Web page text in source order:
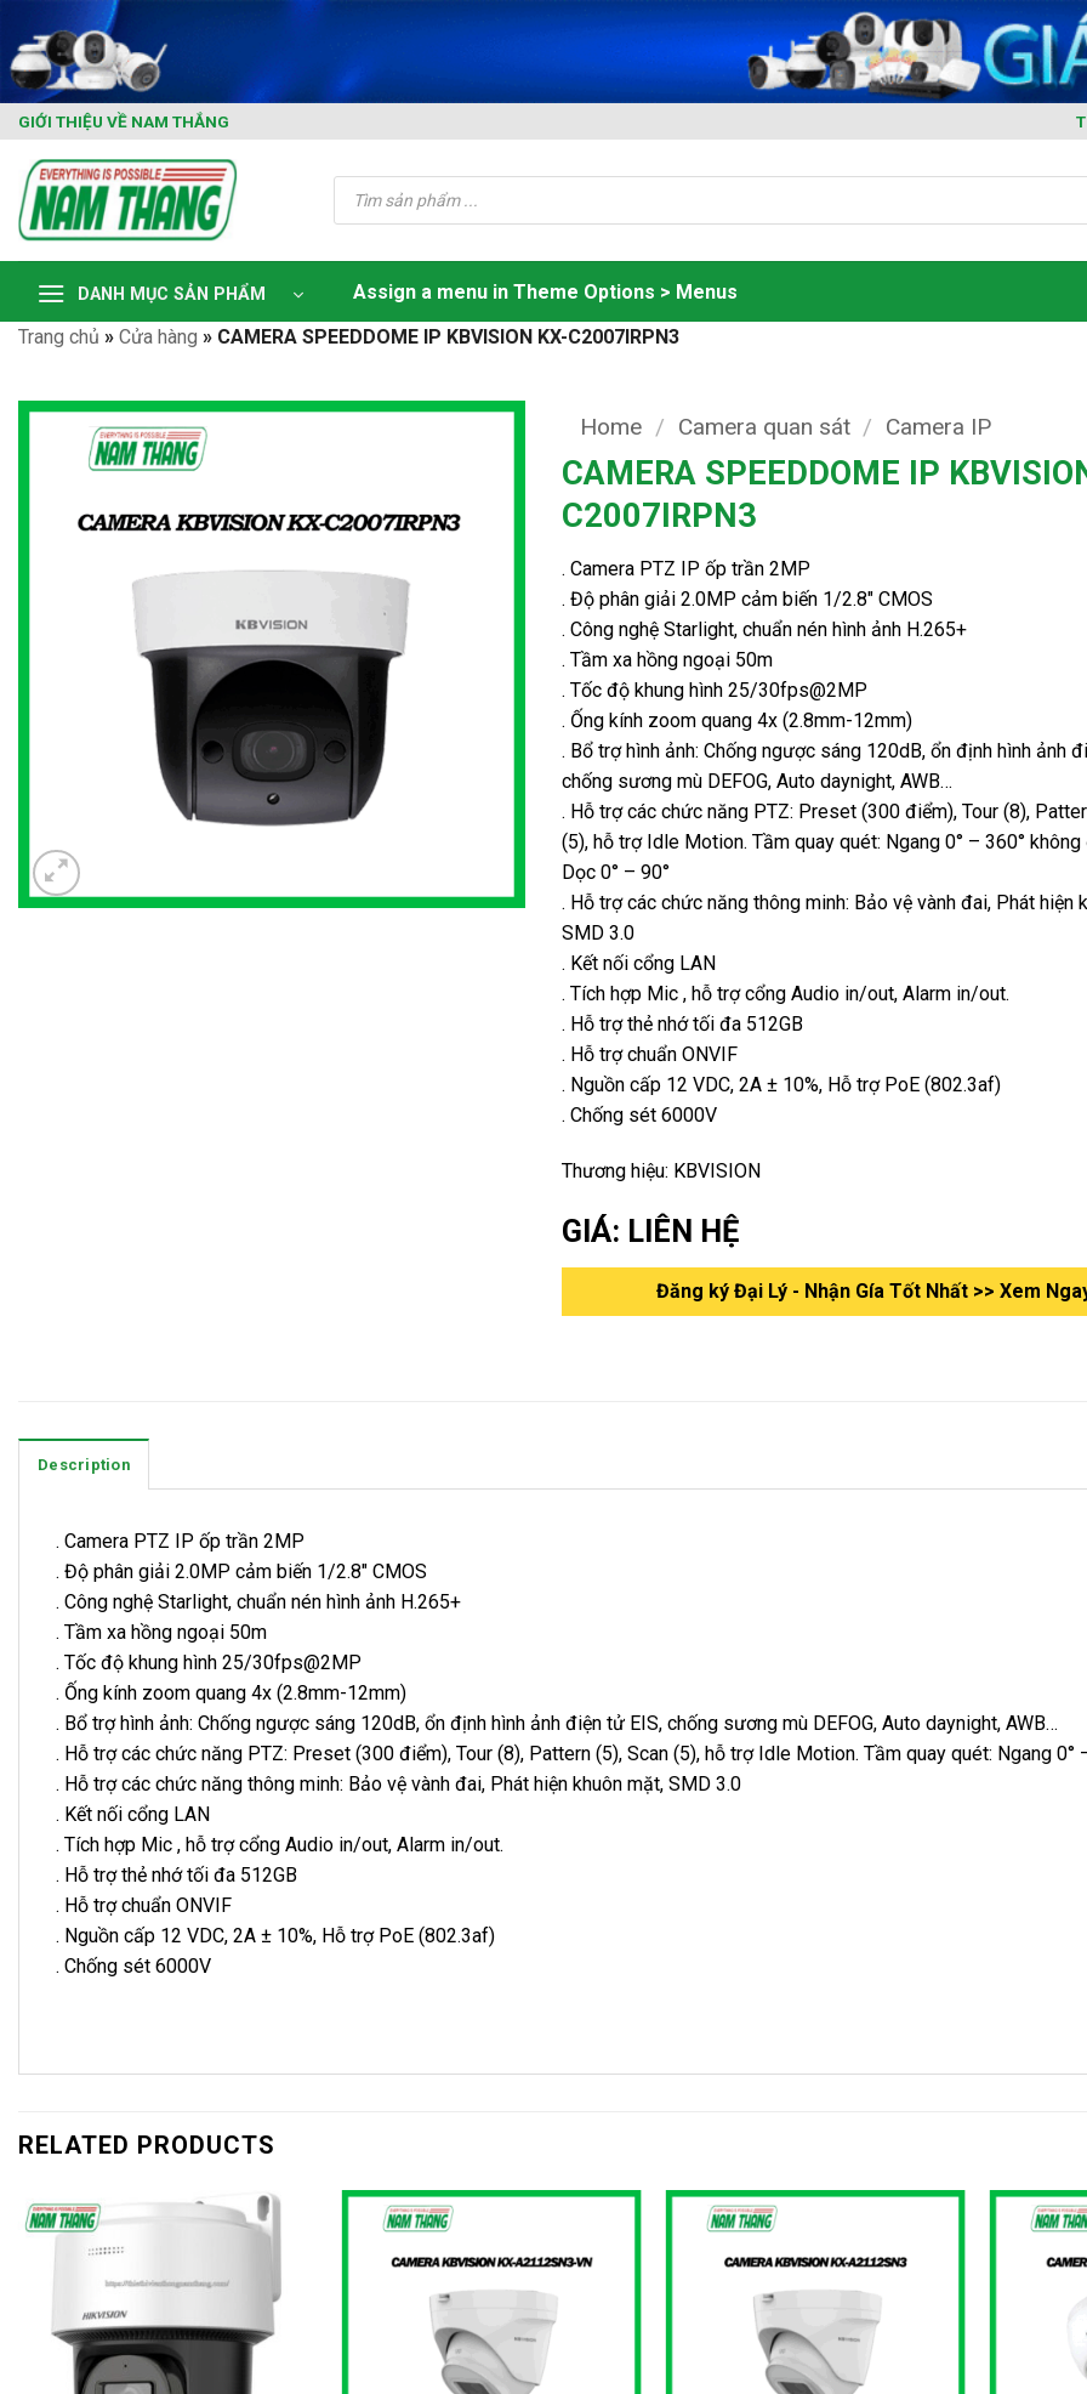
content
GIỚI THIỆU VỀ NAM THẮNG
Tìm
kiếm
phẩm
DANH MỤC SẢN PHẨM
Assign a menu in Theme Options > Menus
Trang chủ » Cửa hàng » CAMERA SPEEDDOME IP KBVISION KX-C2007IRPN3
Home / Camera quan sát / Camera IP
CAMERA SPEEDDOME IP
C2007IRPN3
. Camera PTZ IP ốp trần 2MP
. Độ phân giải 2.0MP cảm biến 1/2.8″ CMOS
. Công nghệ Starlight, chuẩn nén hình ảnh H.265+
. Tầm xa hồng ngoại 50m
. Tốc độ khung hình 25/30fps@2MP
. Ống kính zoom quang 4x (2.8mm-12mm)
. Bổ trợ hình ảnh: Chống ngược sáng 120dB, ổn định hình ảnh
chống sương mù DEFOG, Auto daynight, AWB…
. Hỗ trợ các chức năng PTZ: Preset (300 điểm), Tour (8),
(5), hỗ trợ Idle Motion. Tầm quay quét: Ngang 0° – 360°
Dọc 0° – 90°
. Hỗ trợ các chức năng thông minh: Bảo vệ vành đai, Phát hiện
SMD 3.0
. Kết nối cổng LAN
. Tích hợp Mic , hỗ trợ cổng Audio in/out, Alarm in/out.
. Hỗ trợ thẻ nhớ tối đa 512GB
. Hỗ trợ chuẩn ONVIF
. Nguồn cấp 12 VDC, 2A ± 10%, Hỗ trợ PoE (802.3af)
. Chống sét 6000V
Thương hiệu: KBVISION
GIÁ: LIÊN HỆ
Đăng ký Đại Lý - Nhận Gía Tốt Nhất >> Xem
Description
. Camera PTZ IP ốp trần 2MP
. Độ phân giải 2.0MP cảm biến 1/2.8″ CMOS
. Công nghệ Starlight, chuẩn nén hình ảnh H.265+
. Tầm xa hồng ngoại 50m
. Tốc độ khung hình 25/30fps@2MP
. Ống kính zoom quang 4x (2.8mm-12mm)
. Bổ trợ hình ảnh: Chống ngược sáng 120dB, ổn định hình ảnh điện tử EIS, chống sương mù DEFOG, Auto daynight, AWB…
. Hỗ trợ các chức năng PTZ: Preset (300 điểm), Tour (8), Pattern (5), Scan (5), hỗ trợ Idle Motion. Tầm quay quét: Ngang 0°
. Hỗ trợ các chức năng thông minh: Bảo vệ vành đai, Phát hiện khuôn mặt, SMD 3.0
. Kết nối cổng LAN
. Tích hợp Mic , hỗ trợ cổng Audio in/out, Alarm in/out.
. Hỗ trợ thẻ nhớ tối đa 512GB
. Hỗ trợ chuẩn ONVIF
. Nguồn cấp 12 VDC, 2A ± 10%, Hỗ trợ PoE (802.3af)
. Chống sét 6000V
RELATED PRODUCTS